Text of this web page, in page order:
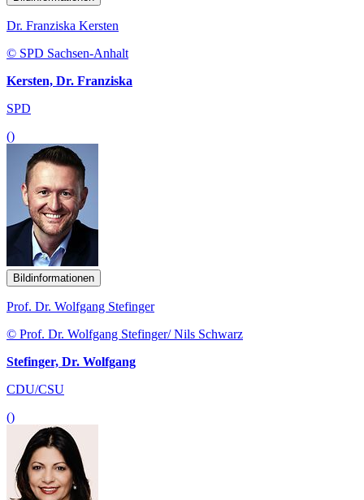
Dr. Franziska Kersten
© SPD Sachsen-Anhalt
Kersten, Dr. Franziska
SPD
()
Bildinformationen
Prof. Dr. Wolfgang Stefinger
© Prof. Dr. Wolfgang Stefinger/ Nils Schwarz
Stefinger, Dr. Wolfgang
CDU/CSU
()